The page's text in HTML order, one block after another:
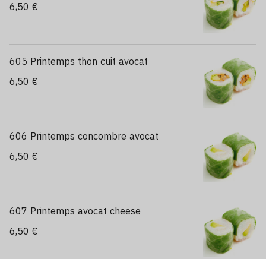
6,50 €
605 Printemps thon cuit avocat
6,50 €
606 Printemps concombre avocat
6,50 €
607 Printemps avocat cheese
6,50 €